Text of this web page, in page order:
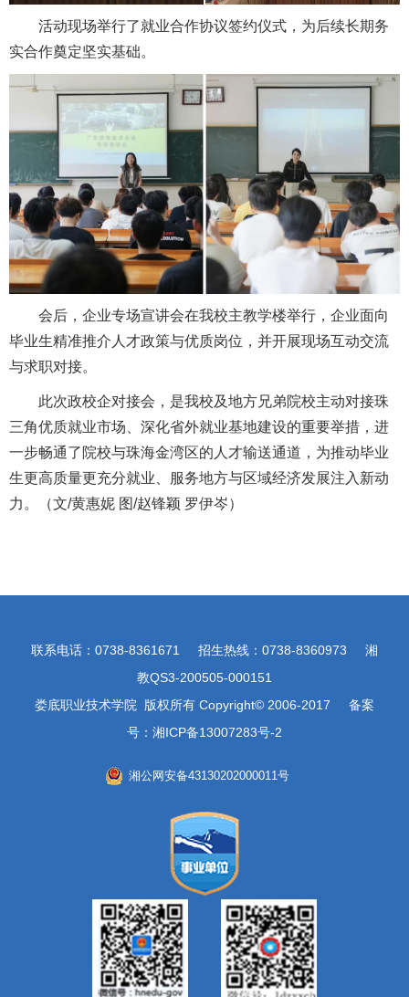
活动现场举行了就业合作协议签约仪式，为后续长期务
实合作奠定坚实基础。
会后，企业专场宣讲会在我校主教学楼举行，企业面向
毕业生精准推介人才政策与优质岗位，并开展现场互动交流
与求职对接。
此次政校企对接会，是我校及地方兄弟院校主动对接珠
三角优质就业市场、深化省外就业基地建设的重要举措，进
一步畅通了院校与珠海金湾区的人才输送通道，为推动毕业
生更高质量更充分就业、服务地方与区域经济发展注入新动
力。（文/黄惠妮 图/赵锋颖 罗伊岑）
联系电话：0738-8361671 招生热线：0738-8360973 湘
教QS3-200505-000151
娄底职业技术学院 版权所有 Copyright© 2006-2017 备案
号：湘ICP备13007283号-2
湘公网安备43130202000011号